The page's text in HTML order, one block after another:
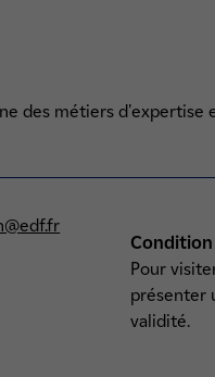
des métiers
Condition
Pour
présenter
validité.